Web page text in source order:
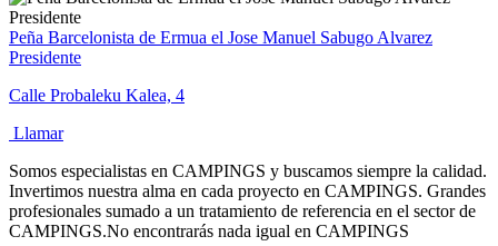
Peña Barcelonista de Ermua el Jose Manuel Sabugo Alvarez
Presidente
Calle Probaleku Kalea, 4
Llamar
Somos especialistas en CAMPINGS y buscamos siempre la calidad.
Invertimos nuestra alma en cada proyecto en CAMPINGS. Grandes
profesionales sumado a un tratamiento de referencia en el sector de
CAMPINGS.No encontrarás nada igual en CAMPINGS